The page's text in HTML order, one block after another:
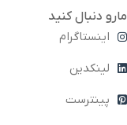
مارو دنبال کنید
اینستاگرام
لینکدین
پینترست